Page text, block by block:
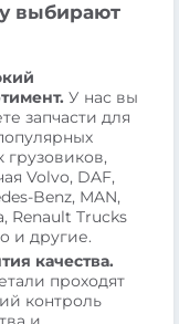
выбирают
У нас вы
запчасти для
грузовиков,
Volvo, DAF,
Benz, MAN,
Renault Trucks
и другие.
качества.
проходят
контроль